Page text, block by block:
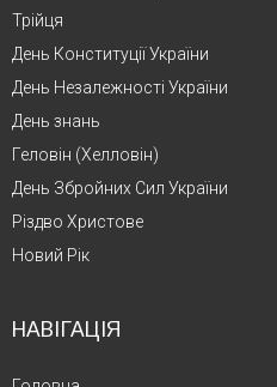
Трійця
День Конституції України
День Незалежності України
День знань
Геловін (Хелловін)
День Збройних Сил України
Різдво Христове
Новий Рік
НАВІГАЦІЯ